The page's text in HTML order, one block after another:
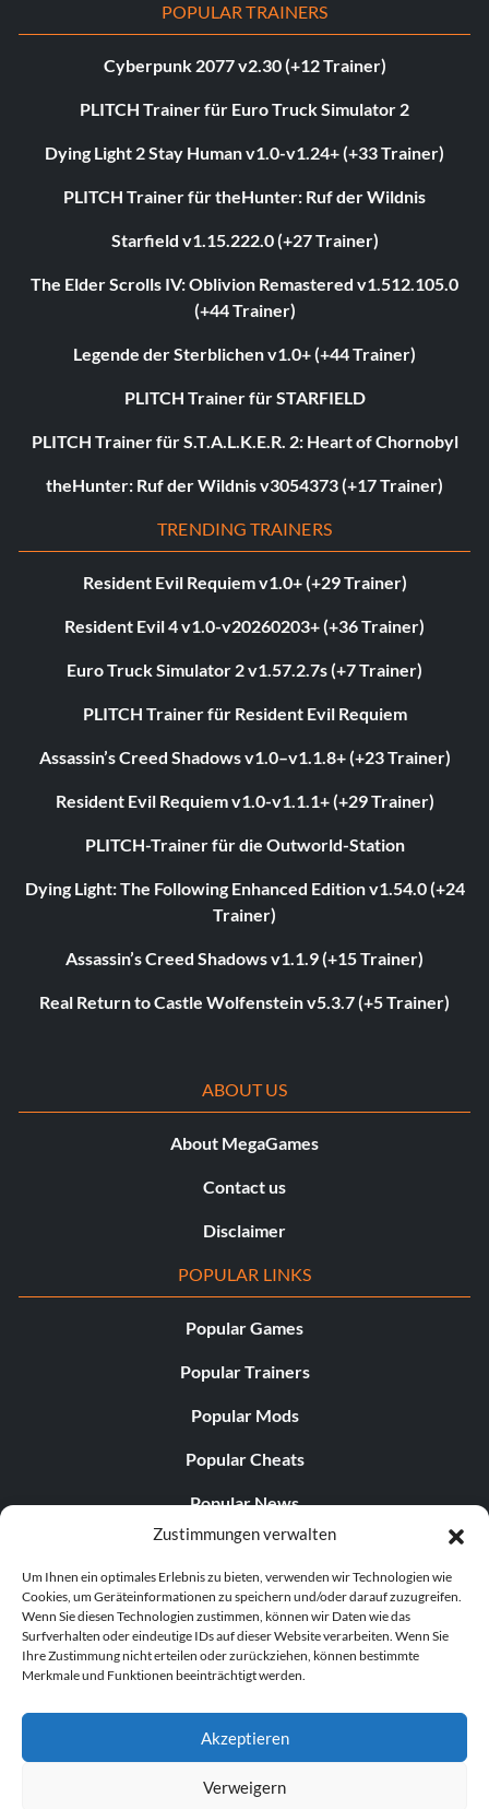
Zustimmungen verwalten
Um Ihnen ein optimales Erlebnis zu bieten, verwenden wir Technologien wie
Cookies, um Geräteinformationen zu speichern und/oder darauf zuzugreifen.
Wenn Sie diesen Technologien zustimmen, können wir Daten wie das
Surfverhalten oder eindeutige IDs auf dieser Website verarbeiten. Wenn Sie
Ihre Zustimmung nicht erteilen oder zurückziehen, können bestimmte
Merkmale und Funktionen beeinträchtigt werden.
Akzeptieren
Verweigern
POPULAR TRAINERS
Cyberpunk 2077 v2.30 (+12 Trainer)
PLITCH Trainer für Euro Truck Simulator 2
Dying Light 2 Stay Human v1.0-v1.24+ (+33 Trainer)
PLITCH Trainer für theHunter: Ruf der Wildnis
Starfield v1.15.222.0 (+27 Trainer)
The Elder Scrolls IV: Oblivion Remastered v1.512.105.0
(+44 Trainer)
Legende der Sterblichen v1.0+ (+44 Trainer)
PLITCH Trainer für STARFIELD
PLITCH Trainer für S.T.A.L.K.E.R. 2: Heart of Chornobyl
theHunter: Ruf der Wildnis v3054373 (+17 Trainer)
TRENDING TRAINERS
Resident Evil Requiem v1.0+ (+29 Trainer)
Resident Evil 4 v1.0-v20260203+ (+36 Trainer)
Euro Truck Simulator 2 v1.57.2.7s (+7 Trainer)
PLITCH Trainer für Resident Evil Requiem
Assassin’s Creed Shadows v1.0–v1.1.8+ (+23 Trainer)
Resident Evil Requiem v1.0-v1.1.1+ (+29 Trainer)
PLITCH-Trainer für die Outworld-Station
Dying Light: The Following Enhanced Edition v1.54.0 (+24
Trainer)
Assassin’s Creed Shadows v1.1.9 (+15 Trainer)
Real Return to Castle Wolfenstein v5.3.7 (+5 Trainer)
ABOUT US
About MegaGames
Contact us
Disclaimer
POPULAR LINKS
Popular Games
Popular Trainers
Popular Mods
Popular Cheats
Popular News
Popular Editorials
Popular Free Games
LATEST UPDATES